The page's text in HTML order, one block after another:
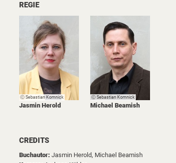
REGIE
Ⓒ Sebastian Komnick
Jasmin Herold
Ⓒ Sebastian Komnick
Michael Beamish
CREDITS
Buchautor: Jasmin Herold, Michael Beamish